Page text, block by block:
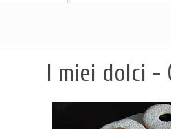
I miei dolci -